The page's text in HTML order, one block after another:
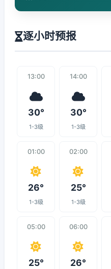
逐小时预报
13:00
30°
1-3级
14:00
30°
1-3级
01:00
26°
1-3级
02:00
25°
1-3级
05:00
25°
06:00
26°